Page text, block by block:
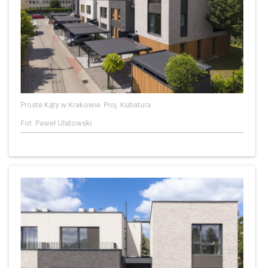
Proste Kąty w Krakowie. Proj. Kubatura
Fot. Paweł Ulatowski